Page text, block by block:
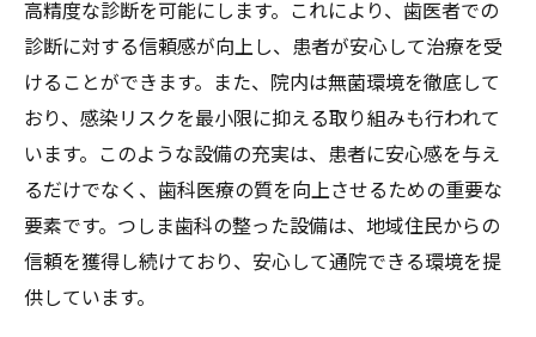
高精度な診断を可能にします。これにより、歯医者での
診断に対する信頼感が向上し、患者が安心して治療を受
けることができます。また、院内は無菌環境を徹底して
おり、感染リスクを最小限に抑える取り組みも行われて
います。このような設備の充実は、患者に安心感を与え
るだけでなく、歯科医療の質を向上させるための重要な
要素です。つしま歯科の整った設備は、地域住民からの
信頼を獲得し続けており、安心して通院できる環境を提
供しています。